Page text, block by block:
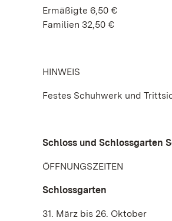
Ermäßigte 6,50 €
Familien 32,50 €
HINWEIS
Festes Schuhwerk und
Schloss und Schlossgarten
ÖFFNUNGSZEITEN
Schlossgarten
31. März bis 26. Oktober